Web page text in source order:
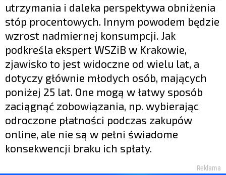
utrzymania i daleka perspektywa obniżenia
stóp procentowych. Innym powodem będzie
wzrost nadmiernej konsumpcji. Jak
podkreśla ekspert WSZiB w Krakowie,
zjawisko to jest widoczne od wielu lat, a
dotyczy głównie młodych osób, mających
poniżej 25 lat. One mogą w łatwy sposób
zaciągnąć zobowiązania, np. wybierając
odroczone płatności podczas zakupów
online, ale nie są w pełni świadome
konsekwencji braku ich spłaty.
Reklama